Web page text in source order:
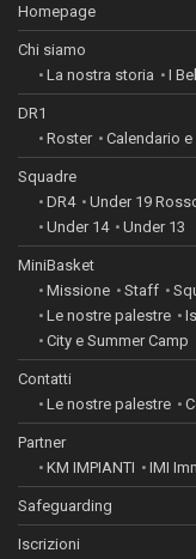
Homepage
Chi siamo
La nostra storia
I
DR1
Roster
Calendario
Squadre
DR4
Under 19
Under 14
Under 13
MiniBasket
Missione
Staff
Le nostre palestre
City e Summer Camp
Contatti
Le nostre palestre
Partner
KM IMPIANTI
IMI
Safeguarding
Iscrizioni